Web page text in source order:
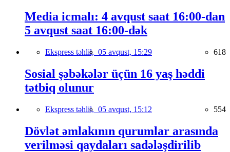
Media icmalı: 4 avqust saat 16:00-dan
5 avqust saat 16:00-dək
Ekspress təhlil, 05 avqust, 15:29 618
Sosial şəbəkələr üçün 16 yaş həddi
tətbiq olunur
Ekspress təhlil, 05 avqust, 15:12 554
Dövlət əmlakının qurumlar arasında
verilməsi qaydaları sadələşdirilib